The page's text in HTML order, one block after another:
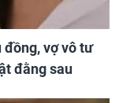
vợ vô tư
đằng sau